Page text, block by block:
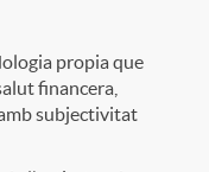
propia que
financera,
subjectivitat